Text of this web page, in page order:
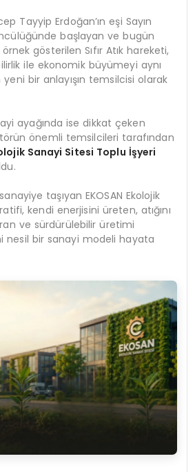
Tayyip Erdoğan’ın eşi Sayın
başlayan ve bugün
gösterilen Sıfır Atık hareketi,
ile ekonomik büyümeyi aynı
bir anlayışın temsilcisi olarak
ayağında ise dikkat çeken
önemli temsilcileri tarafından
Sanayi Sitesi Toplu İşyeri
taşıyan EKOSAN Ekolojik
kendi enerjisini üreten, atığını
ve sürdürülebilir üretimi
nesil bir sanayi modeli hayata